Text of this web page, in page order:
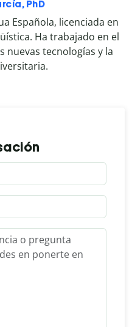
PhD
Española, licenciada en
Ha trabajado en el
nuevas tecnologías y la